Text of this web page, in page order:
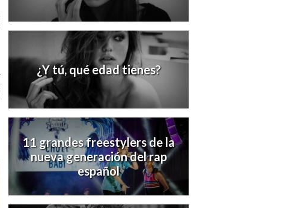
¿Y tú, qué edad tienes?
11 grandes freestylers de la
nueva generación del rap
español